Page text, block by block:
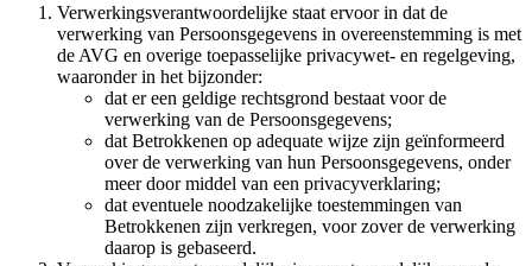
Verwerkingsverantwoordelijke staat ervoor in dat de
verwerking van Persoonsgegevens in overeenstemming is met
de AVG en overige toepasselijke privacywet- en regelgeving,
waaronder in het bijzonder:
dat er een geldige rechtsgrond bestaat voor de
verwerking van de Persoonsgegevens;
dat Betrokkenen op adequate wijze zijn geïnformeerd
over de verwerking van hun Persoonsgegevens, onder
meer door middel van een privacyverklaring;
dat eventuele noodzakelijke toestemmingen van
Betrokkenen zijn verkregen, voor zover de verwerking
daarop is gebaseerd.